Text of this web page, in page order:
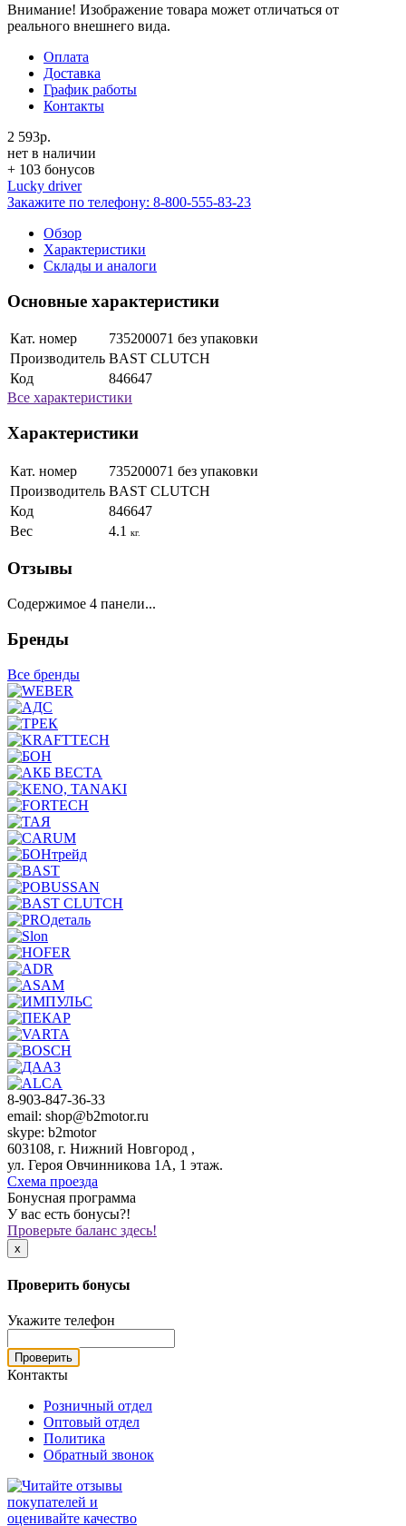
Внимание! Изображение товара может отличаться от
реального внешнего вида.
Оплата
Доставка
График работы
Контакты
2 593р.
нет в наличии
+ 103 бонусов
Lucky driver
Закажите по телефону: 8-800-555-83-23
Обзор
Характеристики
Склады и аналоги
Основные характеристики
Кат. номер
735200071 без упаковки
Производитель BAST CLUTCH
Код
846647
Все характеристики
Характеристики
Кат. номер
735200071 без упаковки
Производитель BAST CLUTCH
Код
846647
Вес
4.1 кг.
Отзывы
Содержимое 4 панели...
Бренды
Все бренды
8-903-847-36-33
email: shop@b2motor.ru
skype: b2motor
603108, г. Нижний Новгород ,
ул. Героя Овчинникова 1А, 1 этаж.
Схема проезда
Бонусная программа
У вас есть бонусы?!
Проверьте баланс здесь!
x
Проверить бонусы
Укажите телефон
Проверить
Контакты
Розничный отдел
Оптовый отдел
Политика
Обратный звонок